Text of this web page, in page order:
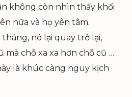
không còn nhìn thấy khối
nữa và họ yên tâm.
nó lại quay trở lại,
mà chỗ xa xa hơn chỗ cũ …
là khúc càng nguy kịch